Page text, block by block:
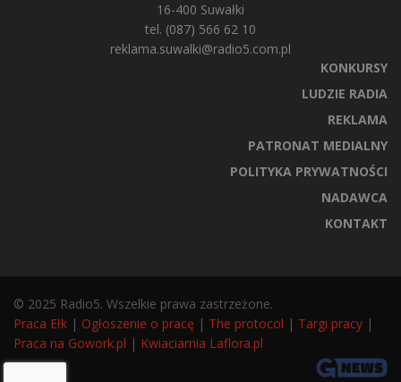
16-400 Suwałki
tel. (087) 566 62 10
reklama.suwalki@radio5.com.pl
KONKURSY
LUDZIE RADIA
REKLAMA
PATRONAT MEDIALNY
POLITYKA PRYWATNOŚCI
NADAWCA
KONTAKT
© 2025 Radio5. Wszelkie prawa zastrzeżone.
Praca Ełk | Ogłoszenie o pracę | The protocol | Targi pracy |
Praca na Gowork.pl | Kwiaciarnia Laflora.pl